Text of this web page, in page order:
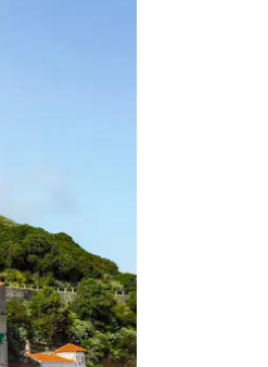
ることができます。